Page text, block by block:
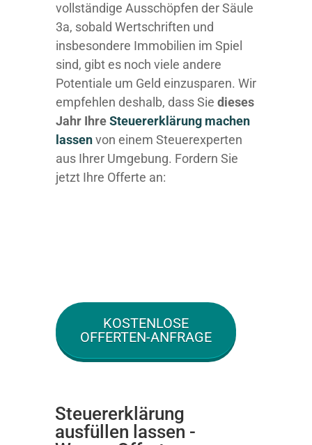
vollständige Ausschöpfen der Säule
3a, sobald Wertschriften und
insbesondere Immobilien im Spiel
sind, gibt es noch viele andere
Potentiale um Geld einzusparen. Wir
empfehlen deshalb, dass Sie dieses
Jahr IhreSteuererklärung machen
lassenvon einem Steuerexperten
aus Ihrer Umgebung. Fordern Sie
jetzt Ihre Offerte an:
KOSTENLOSE
OFFERTEN-ANFRAGE
Steuererklärung
ausfüllen lassen -